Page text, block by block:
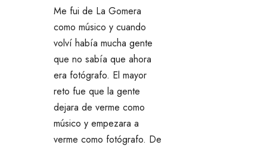
Me fui de La Gomera
como músico y cuando
volví había mucha gente
que no sabía que ahora
era fotógrafo. El mayor
reto fue que la gente
dejara de verme como
músico y empezara a
verme como fotógrafo. De